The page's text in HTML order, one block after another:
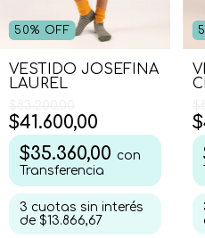
50% OFF
VESTIDO JOSEFINA
LAUREL
$41.600,00
$35.360,00 con
Transferencia
3 cuotas sin interés
de $13.866,67